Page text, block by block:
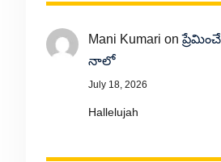
Mani Kumari on
నాలో
July 18, 2026
Hallelujah